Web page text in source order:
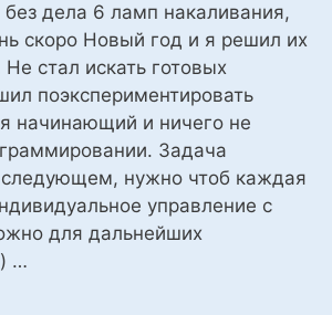
дела 6 ламп накаливания,
скоро Новый год и я решил их
Не стал искать готовых
поэкспериментировать
начинающий и ничего не
Задача
следующем, нужно чтоб каждая
управление с
для дальнейших
…